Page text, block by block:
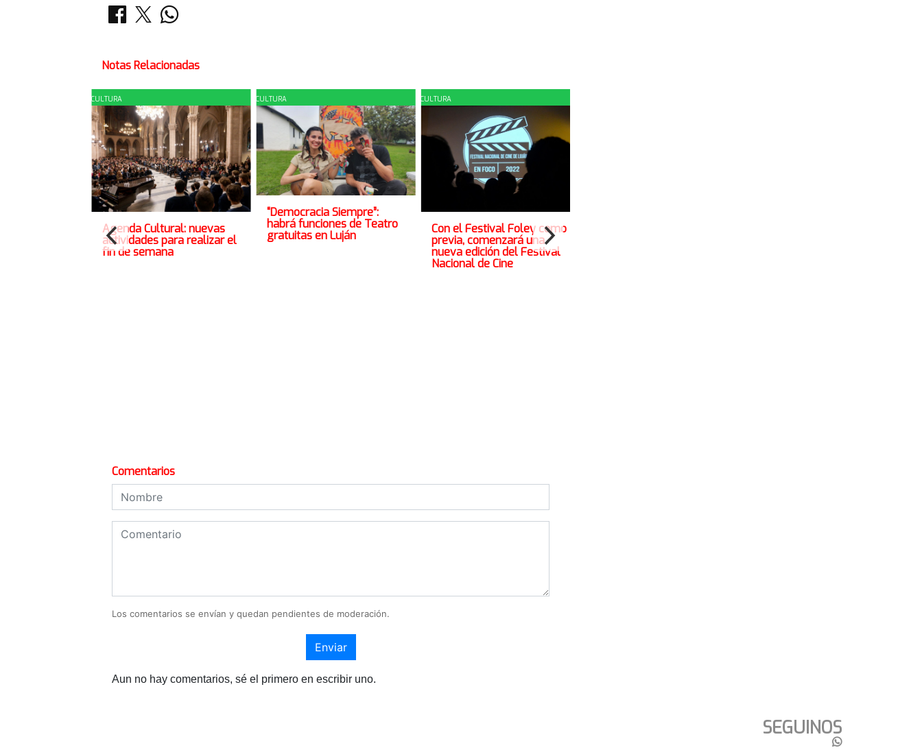
Notas Relacionadas
CULTURA
Agenda Cultural: nuevas
actividades para realizar el
fin de semana
CULTURA
“Democracia Siempre”:
habrá funciones de Teatro
gratuitas en Luján
CULTURA
Con el Festival Foley como
previa, comenzará una
nueva edición del Festival
Nacional de Cine
Comentarios
Los comentarios se envían y quedan pendientes de moderación.
Enviar
Aun no hay comentarios, sé el primero en escribir uno.
SEGUINOS